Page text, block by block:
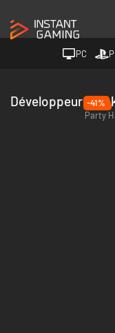
PC
Développeur -41%
Party